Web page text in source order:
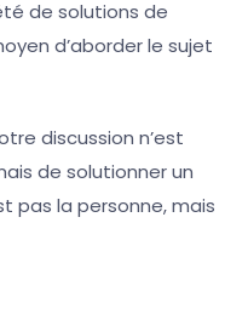
de solutions de
d’aborder le sujet
discussion n’est
de solutionner un
pas la personne, mais